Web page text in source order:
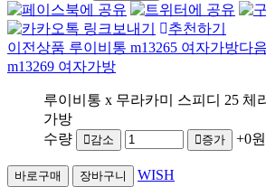
추천하기
이전상품 루이비통 m13265 여자가방다
m13269 여자가방
루이비통 x 무라카미 스피디 25 체
가방
수량
감소 증가 +0원
WISH